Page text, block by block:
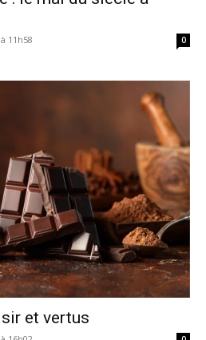
11h58 0
et vertus